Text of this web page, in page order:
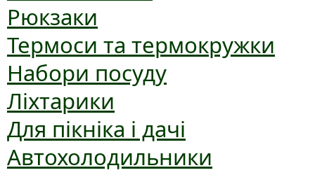
Рюкзаки
Термоси та термокружки
Набори посуду
Ліхтарики
Для пікніка і дачі
Автохолодильники